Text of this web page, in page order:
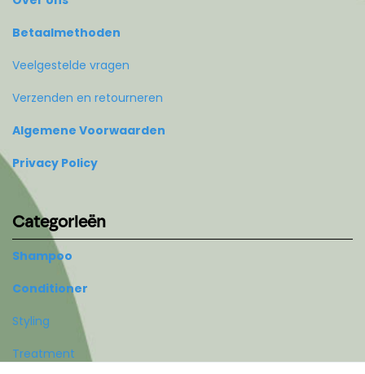
Betaalmethoden
Veelgestelde vragen
Verzenden en retourneren
Algemene Voorwaarden
Privacy Policy
Categorieën
Shampoo
Conditioner
Styling
Treatment